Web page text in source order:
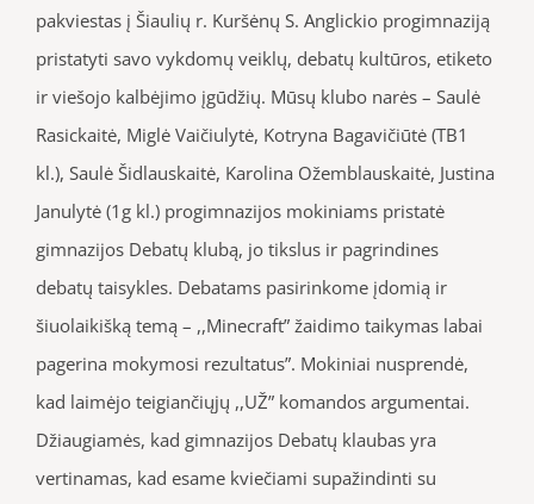
pakviestas į Šiaulių r. Kuršėnų S. Anglickio progimnaziją
pristatyti savo vykdomų veiklų, debatų kultūros, etiketo
ir viešojo kalbėjimo įgūdžių. Mūsų klubo narės – Saulė
Rasickaitė, Miglė Vaičiulytė, Kotryna Bagavičiūtė (TB1
kl.), Saulė Šidlauskaitė, Karolina Ožemblauskaitė, Justina
Janulytė (1g kl.) progimnazijos mokiniams pristatė
gimnazijos Debatų klubą, jo tikslus ir pagrindines
debatų taisykles. Debatams pasirinkome įdomią ir
šiuolaikišką temą – ,,Minecraft” žaidimo taikymas labai
pagerina mokymosi rezultatus”. Mokiniai nusprendė,
kad laimėjo teigiančiųjų ,,UŽ” komandos argumentai.
Džiaugiamės, kad gimnazijos Debatų klaubas yra
vertinamas, kad esame kviečiami supažindinti su